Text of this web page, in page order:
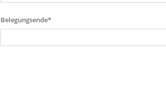
Belegungsende*